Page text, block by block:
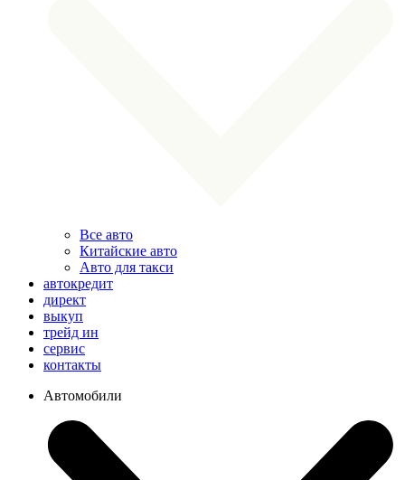
Все авто
Китайские авто
Авто для такси
автокредит
директ
выкуп
трейд ин
сервис
контакты
Автомобили